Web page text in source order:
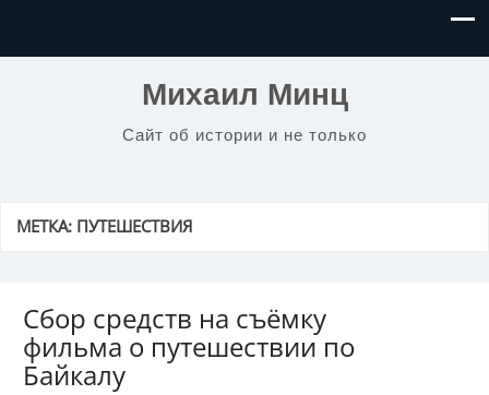
Михаил Минц
Сайт об истории и не только
МЕТКА: ПУТЕШЕСТВИЯ
Сбор средств на съёмку
фильма о путешествии по
Байкалу